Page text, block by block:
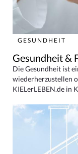
GESUNDHEIT
Gesundheit &
Die Gesundheit ist
wiederherzustellen
KIELerLEBEN.de in